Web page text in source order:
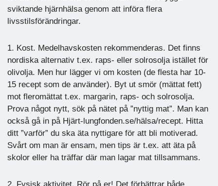
sviktande hjärnhälsa genom att införa flera
livsstilsförändringar.
1. Kost. Medelhavskosten rekommenderas. Det finns
nordiska alternativ t.ex. raps- eller solrosolja istället för
olivolja. Men hur lägger vi om kosten (de flesta har 10-
15 recept som de använder). Byt ut smör (mättat fett)
mot fleromättat t.ex. margarin, raps- och solrosolja.
Prova något nytt, sök på nätet på ”nyttig mat”. Man kan
också gå in på Hjärt-lungfonden.se/hälsa/recept. Hitta
ditt ”varför” du ska äta nyttigare för att bli motiverad.
Svårt om man är ensam, men tips är t.ex. att äta på
skolor eller ha träffar där man lagar mat tillsammans.